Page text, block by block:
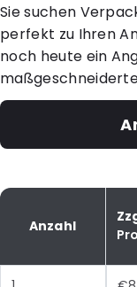
Sie suchen
perfekt zu Ihren
noch heute ein
Anzahl